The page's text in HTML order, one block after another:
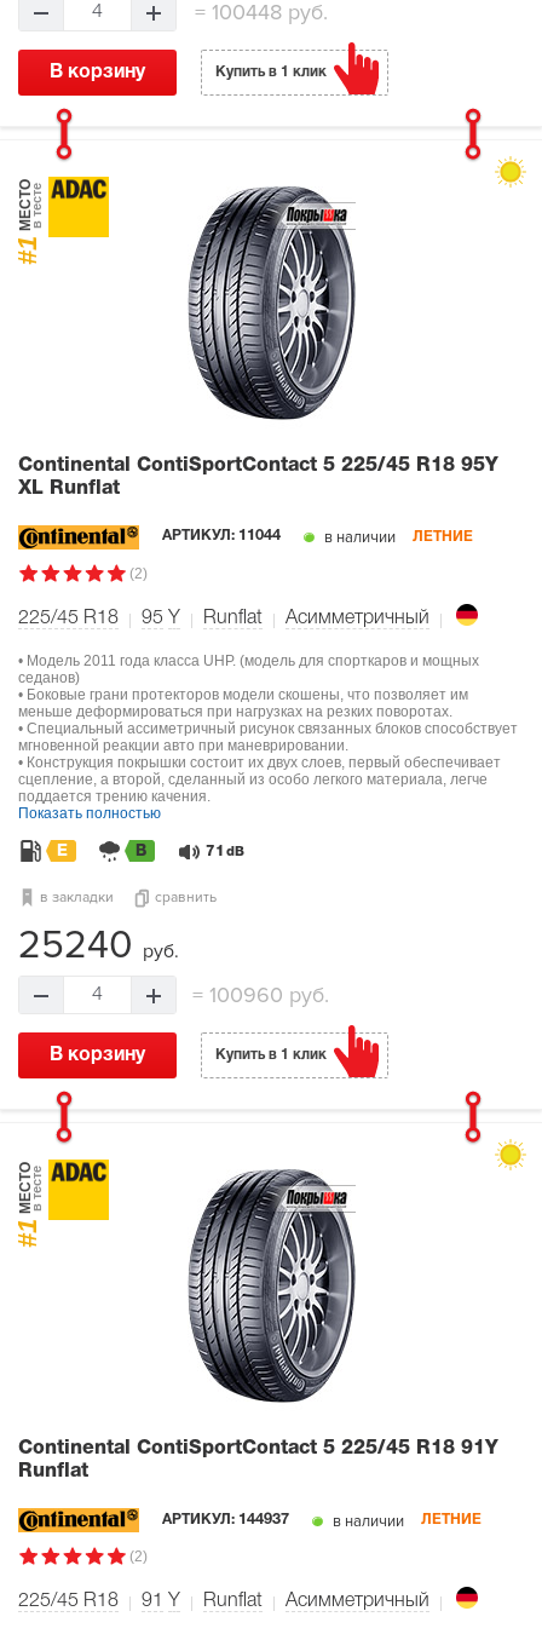
4 =100448 руб.
В корзину Купить в 1 клик
#1
МЕСТОв тесте
Continental ContiSportContact 5 225/45 R18 95Y
XL Runflat
АРТИКУЛ: 11044 в наличии ЛЕТНИЕ
(2)
225/45 R18 95 Y Runflat Асимметричный
• Модель 2011 года класса UHP. (модель для спорткаров и мощных
седанов)
• Боковые грани протекторов модели скошены, что позволяет им
меньше деформироваться при нагрузках на резких поворотах.
• Специальный ассиметричный рисунок связанных блоков способствует
мгновенной реакции авто при маневрировании.
• Конструкция покрышки состоит их двух слоев, первый обеспечивает
сцепление, а второй, сделанный из особо легкого материала, легче
поддается трению качения.
Показать полностью
E B 71 dB
в закладки сравнить
25240 руб.
4 = 100960 руб.
В корзину Купить в 1 клик
#1
МЕСТОв тесте
Continental ContiSportContact 5 225/45 R18 91Y
Runflat
АРТИКУЛ: 144937 в наличии ЛЕТНИЕ
(2)
225/45 R18 91 Y Runflat Асимметричный